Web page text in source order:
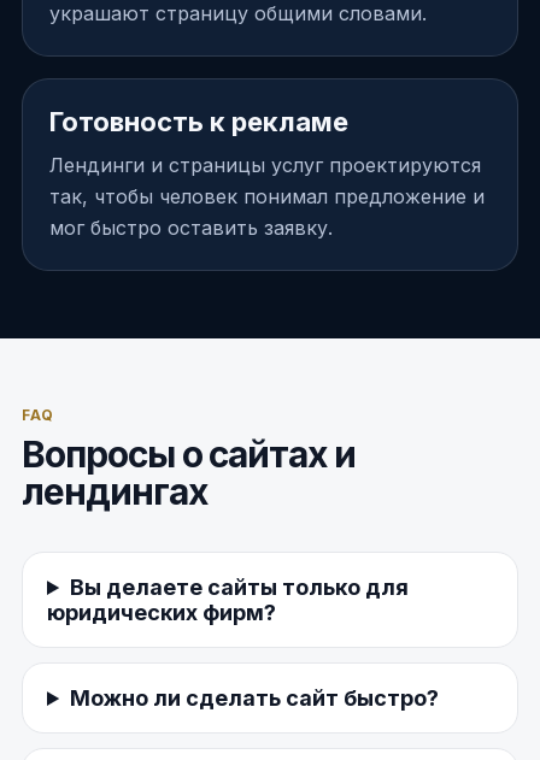
украшают страницу общими словами.
Готовность к рекламе
Лендинги и страницы услуг проектируются
так, чтобы человек понимал предложение и
мог быстро оставить заявку.
FAQ
Вопросы о сайтах и
лендингах
Вы делаете сайты только для
юридических фирм?
Можно ли сделать сайт быстро?